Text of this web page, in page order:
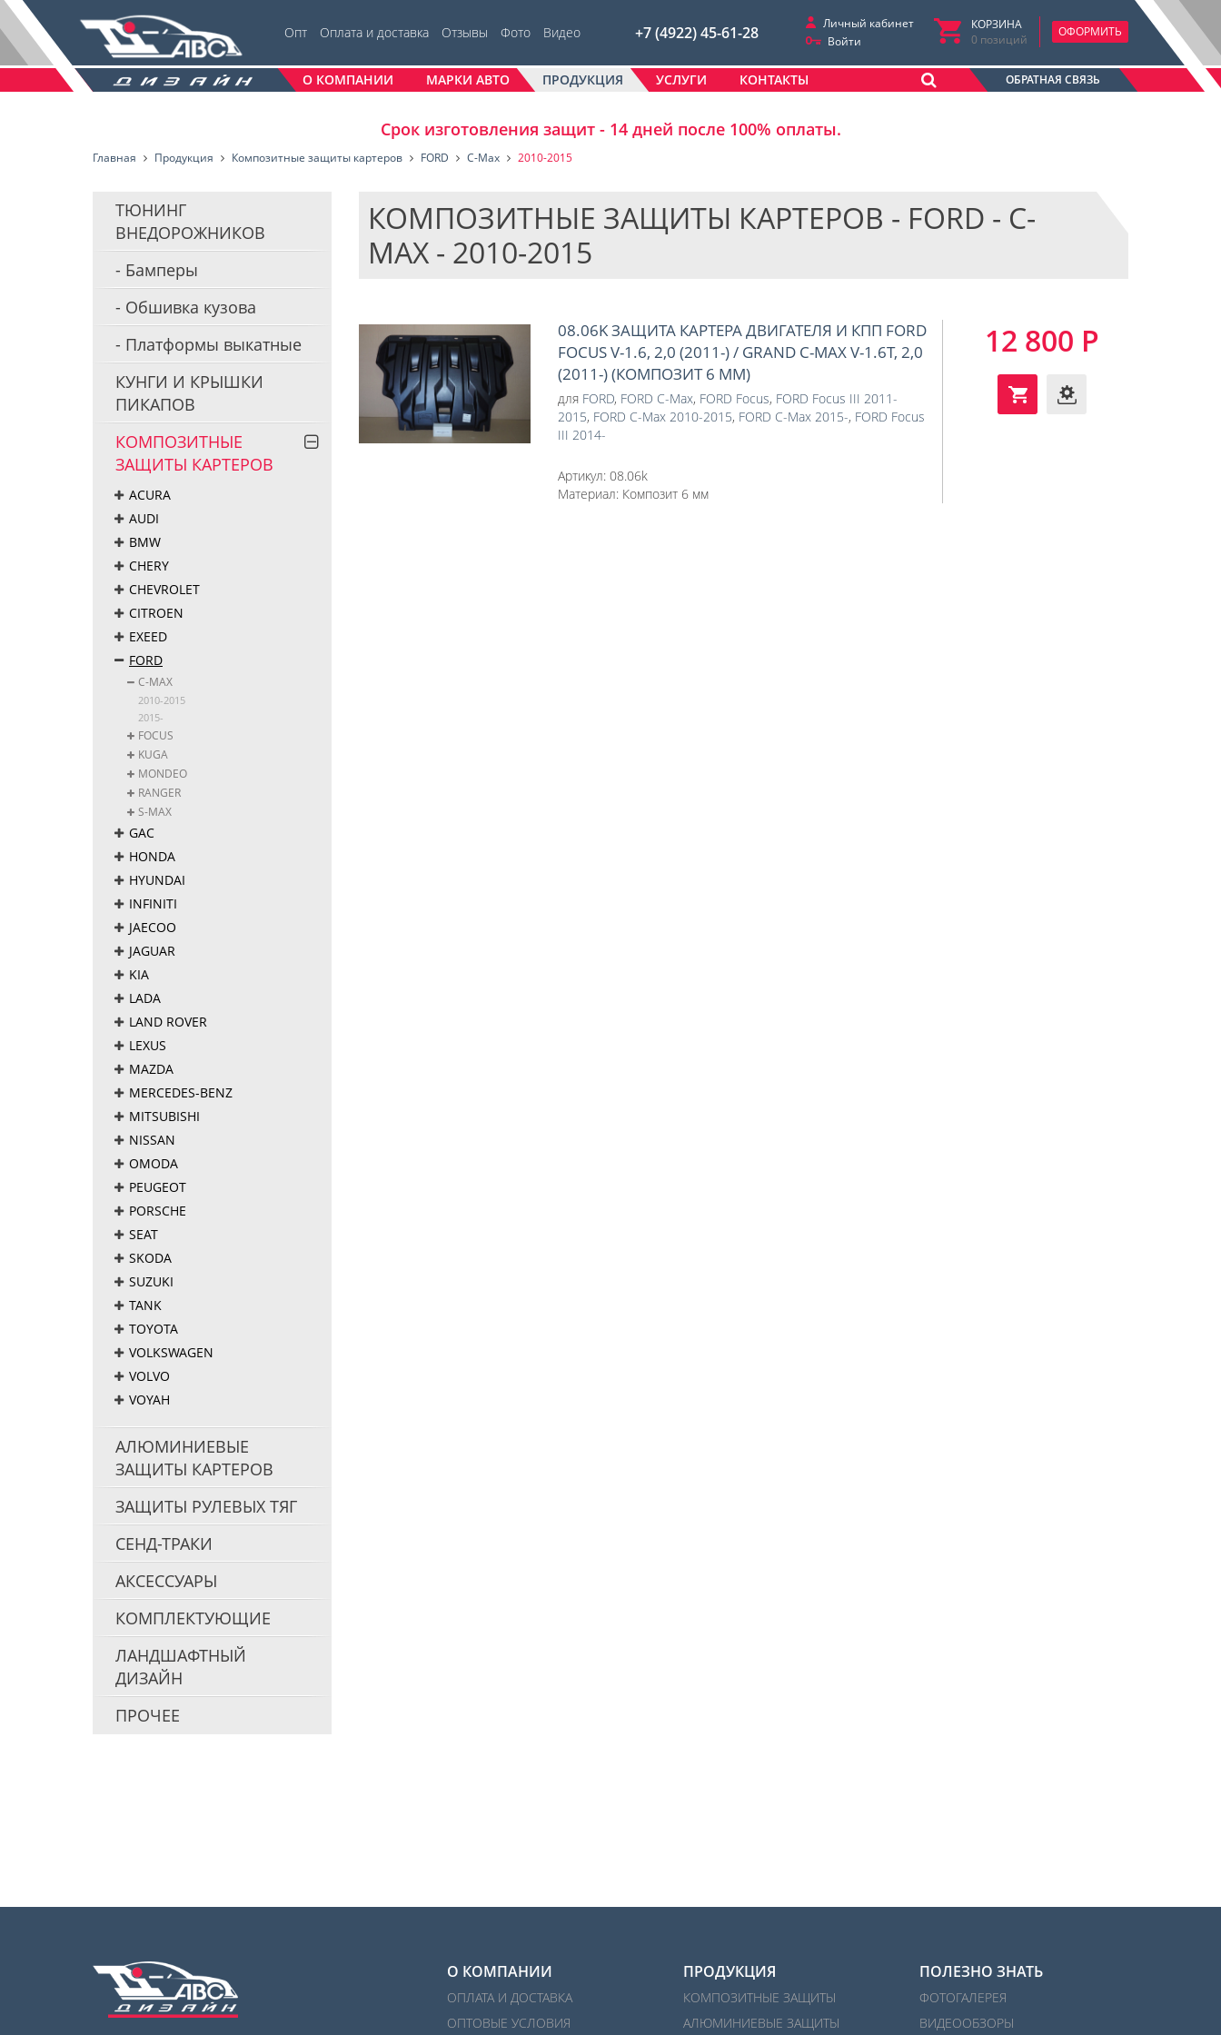
Опт Оплата и доставка Отзывы Фото Видео +7 (4922) 45-61-28
Личный кабинет
Войти
КОРЗИНА
0 позиций
ОФОРМИТЬ
О КОМПАНИИ МАРКИ АВТО ПРОДУКЦИЯ УСЛУГИ КОНТАКТЫ ОБРАТНАЯ СВЯЗЬ
Срок изготовления защит - 14 дней после 100% оплаты.
Главная Продукция Композитные защиты картеров FORD C-Max 2010-2015
КОМПОЗИТНЫЕ ЗАЩИТЫ КАРТЕРОВ - FORD - C-
MAX - 2010-2015
ТЮНИНГ
ВНЕДОРОЖНИКОВ
Бамперы
Обшивка кузова
Платформы выкатные
КУНГИ И КРЫШКИ
ПИКАПОВ
КОМПОЗИТНЫЕ
ЗАЩИТЫ КАРТЕРОВ
ACURA
AUDI
BMW
CHERY
CHEVROLET
CITROEN
EXEED
FORD
C-MAX
2010-2015
2015-
FOCUS
KUGA
MONDEO
RANGER
S-MAX
GAC
HONDA
HYUNDAI
INFINITI
JAECOO
JAGUAR
KIA
LADA
LAND ROVER
LEXUS
MAZDA
MERCEDES-BENZ
MITSUBISHI
NISSAN
OMODA
PEUGEOT
PORSCHE
SEAT
SKODA
SUZUKI
TANK
TOYOTA
VOLKSWAGEN
VOLVO
VOYAH
АЛЮМИНИЕВЫЕ
ЗАЩИТЫ КАРТЕРОВ
ЗАЩИТЫ РУЛЕВЫХ ТЯГ
СЕНД-ТРАКИ
АКСЕССУАРЫ
КОМПЛЕКТУЮЩИЕ
ЛАНДШАФТНЫЙ
ДИЗАЙН
ПРОЧЕЕ
08.06K ЗАЩИТА КАРТЕРА ДВИГАТЕЛЯ И КПП FORD
FOCUS V-1.6, 2,0 (2011-) / GRAND C-MAX V-1.6T, 2,0
(2011-) (КОМПОЗИТ 6 ММ)
для FORD, FORD C-Max, FORD Focus, FORD Focus III 2011-
2015, FORD C-Max 2010-2015, FORD C-Max 2015-, FORD Focus
III 2014-
Артикул: 08.06k
Материал: Композит 6 мм
12 800 Р
О КОМПАНИИ
ОПЛАТА И ДОСТАВКА
ОПТОВЫЕ УСЛОВИЯ
ПРОДУКЦИЯ
КОМПОЗИТНЫЕ ЗАЩИТЫ
АЛЮМИНИЕВЫЕ ЗАЩИТЫ
ПОЛЕЗНО ЗНАТЬ
ФОТОГАЛЕРЕЯ
ВИДЕООБЗОРЫ